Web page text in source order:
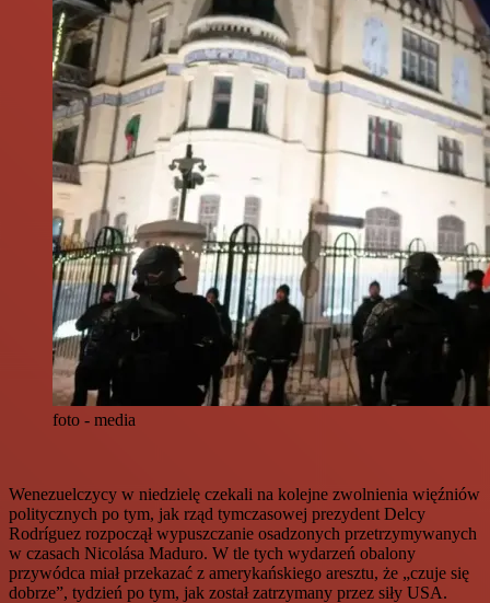
foto - media
Wenezuelczycy w niedzielę czekali na kolejne zwolnienia więźniów
politycznych po tym, jak rząd tymczasowej prezydent Delcy
Rodríguez rozpoczął wypuszczanie osadzonych przetrzymywanych
w czasach Nicolása Maduro. W tle tych wydarzeń obalony
przywódca miał przekazać z amerykańskiego aresztu, że „czuje się
dobrze”, tydzień po tym, jak został zatrzymany przez siły USA.